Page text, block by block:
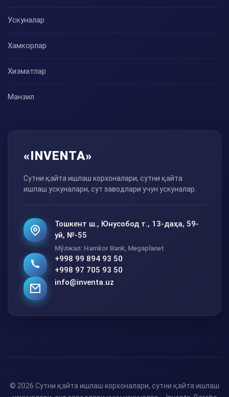
Ускуналар
Хамкорлар
Хизматлар
Манзил
«INVENTA»
Сутни қайта ишлаш корхоналари, сутни қайта
ишлаш ускуналари, сут заводлари учун ускуналар.
Тошкент ш., Юнусобод т., 13-даҳа, 59-
уй, №-55
Мўлжал: Hamkor Bank, Megaplanet
+998 99 894 93 50
+998 97 705 93 50
info@inventa.uz
© 2026 Сутни қайта ишлаш корхоналари, сутни қайта ишлаш